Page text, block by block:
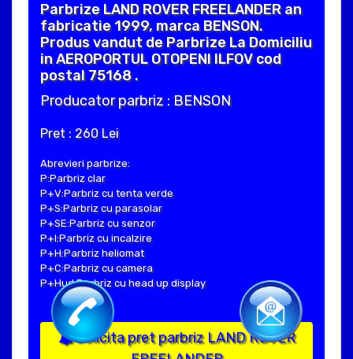
Parbrize LAND ROVER FREELANDER an
fabricatie 1999, marca BENSON.
Produs vandut de Parbrize La Domiciliu
in AEROPORTUL OTOPENI ILFOV cod
postal 75168 .
Producator parbriz : BENSON
Pret : 260 Lei
Abrevieri parbrize:
P:Parbriz clar
P+V:Parbriz cu tenta verde
P+S:Parbriz cu parasolar
P+SE:Parbriz cu senzor
P+I:Parbriz cu incalzire
P+H:Parbriz heliomat
P+C:Parbriz cu camera
P+Hud:Parbriz cu head up display
Solicita pret parbriz LAND ROVER